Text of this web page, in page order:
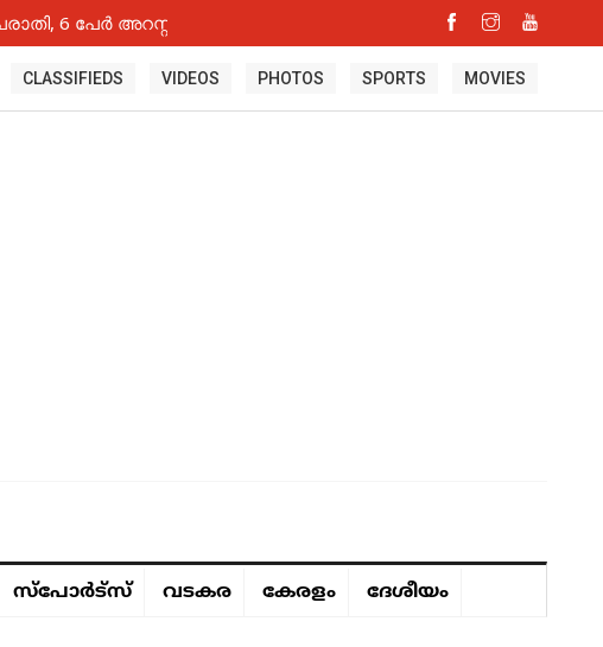
6 പേർ അറസ്റ്റിൽ
CLASSIFIEDS VIDEOS PHOTOS SPORTS MOVIES
സ്പോർട്സ് വടകര കേരളം ദേശീയം